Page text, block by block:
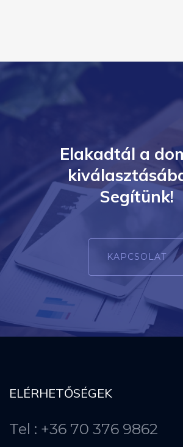
Elakadtál a
Segítünk!
KAPCSOLAT
ELÉRHETŐSÉGEK
Tel : +36 70 376 9862